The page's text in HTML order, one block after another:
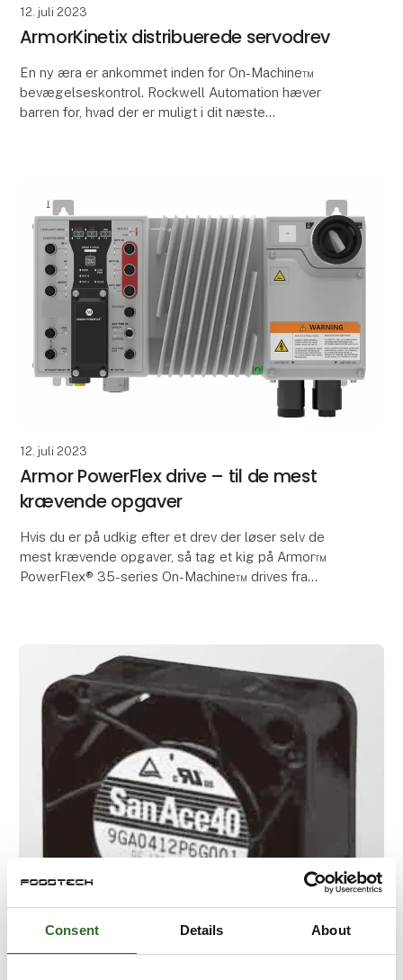
Consent Details About
12. juli 2023
ArmorKinetix distribuerede servodrev
En ny æra er ankommet inden for On-Machine™
bevægelseskontrol. Rockwell Automation hæver
barren for, hvad der er muligt i dit næste
12. juli 2023
Armor PowerFlex drive – til de mest
krævende opgaver
Hvis du er på udkig efter et drev der løser selv de
mest krævende opgaver, så tag et kig på Armor™
PowerFlex® 35-series On-Machine™ drives fra